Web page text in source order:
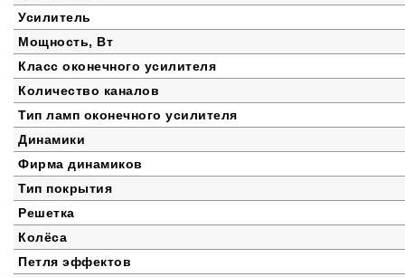
Усилитель
Мощность, Вт
Класс оконечного усилителя
Количество каналов
Тип ламп оконечного усилителя
Динамики
Фирма динамиков
Тип покрытия
Решетка
Колёса
Петля эффектов